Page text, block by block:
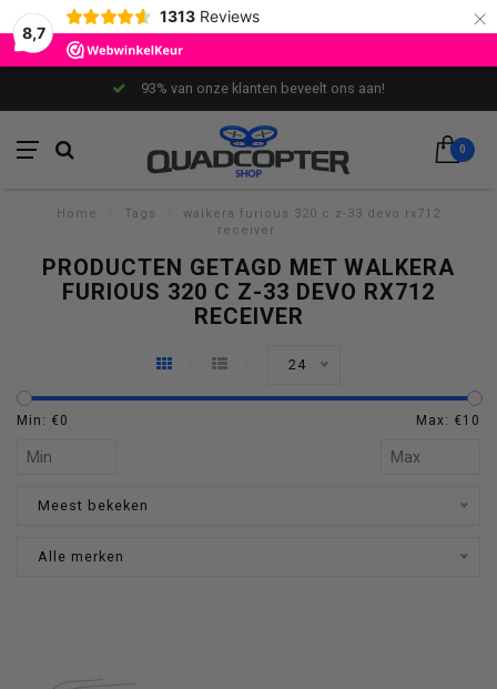
8,7
1313 Reviews ×
93% van onze klanten beveelt ons aan!
0
Home Tags
walkera furious 320 c z-33 devo rx712
receiver
PRODUCTEN GETAGD MET WALKERA
FURIOUS 320 C Z-33 DEVO RX712
RECEIVER
24
Min: €0 Max: €10
Meest bekeken
Alle merken